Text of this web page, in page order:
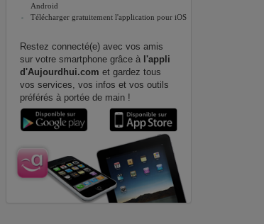
Android
Télécharger gratuitement l'application pour iOS
Restez connecté(e) avec vos amis
sur votre smartphone grâce à l'appli
d'Aujourdhui.com et gardez tous
vos services, vos infos et vos outils
préférés à portée de main !